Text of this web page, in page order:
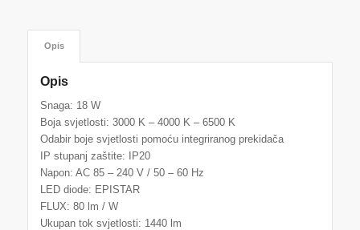
Opis
Opis
Snaga: 18 W
Boja svjetlosti: 3000 K – 4000 K – 6500 K
Odabir boje svjetlosti pomoću integriranog prekidača
IP stupanj zaštite: IP20
Napon: AC 85 – 240 V / 50 – 60 Hz
LED diode: EPISTAR
FLUX: 80 lm / W
Ukupan tok svjetlosti: 1440 lm